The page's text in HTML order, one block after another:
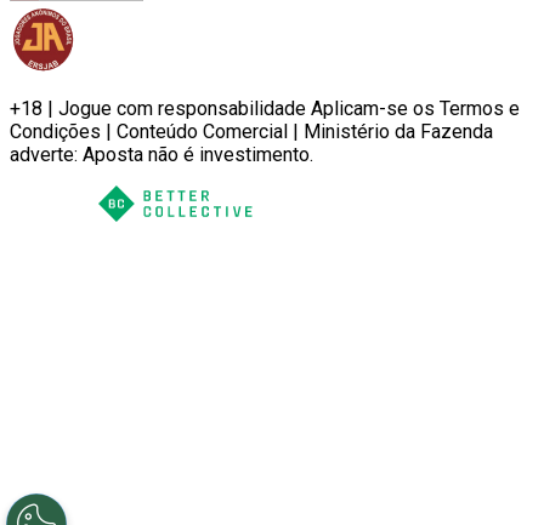
+18 | Jogue com responsabilidade Aplicam-se os Termos e
Condições | Conteúdo Comercial | Ministério da Fazenda
adverte: Aposta não é investimento.